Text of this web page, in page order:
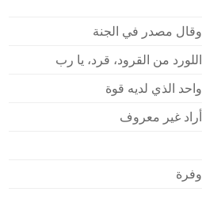
وقال مصدر في الجنة
اللورد من القرود، قرد، يا رب
واحد الذي لديه قوة
أراد غير معروف
وفرة